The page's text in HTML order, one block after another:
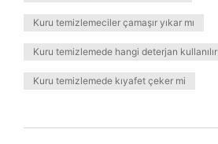
Kuru temizlemeciler çamaşır yıkar mı
Kuru temizlemede hangi deterjan kullanılır
Kuru temizlemede kıyafet çeker mi